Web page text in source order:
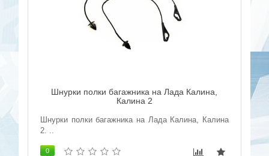
Шнурки полки багажника на Лада Калина,
Калина 2
Шнурки полки багажника на Лада Калина, Калина
2. ..
0